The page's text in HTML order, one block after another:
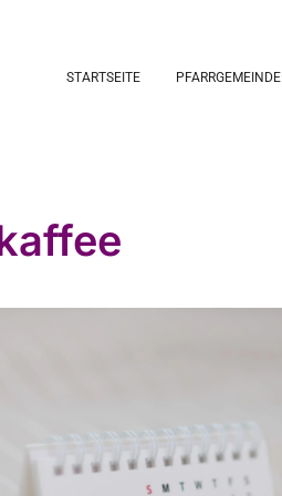
STARTSEITE PFARRGEMEINDE